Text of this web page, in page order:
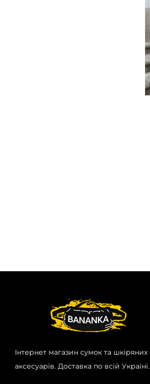
Інтернет магазин сумок та шкіряних
аксесуарів. Доставка по всій Україні.